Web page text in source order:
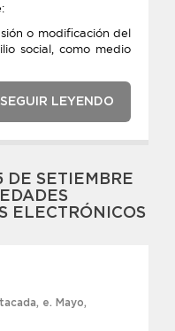
o modificación del
social, como medio
SEGUIR LEYENDO
DE SETIEMBRE
ELECTRÓNICOS
, e. Mayo,